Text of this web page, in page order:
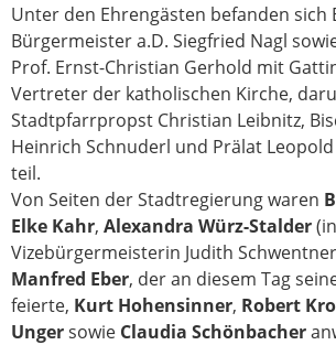
Unter den Ehrengästen befanden sich
Bürgermeister a.D. Siegfried Nagl
Prof. Ernst-Christian Gerhold mit
Vertreter der katholischen Kirche,
Stadtpfarrpropst Christian Leibnitz,
Heinrich Schnuderl und Prälat
teil.
Von Seiten der Stadtregierung waren
Elke Kahr, Alexandra Würz-Stalder
Vizebürgermeisterin Judith
Manfred Eber, der an diesem Tag
feierte, Kurt Hohensinner, Robert
Ungersowie Claudia Schönbacher